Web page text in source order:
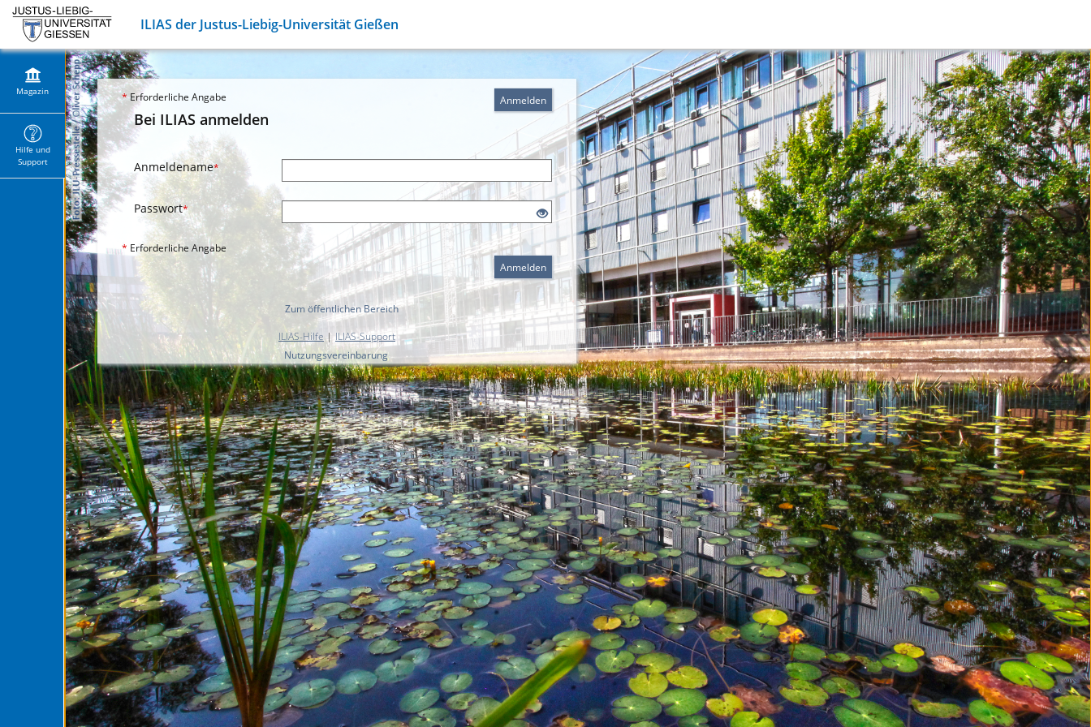
ILIAS der Justus-Liebig-Universität Gießen
Magazin
Hilfe und
Support
Anmelden
*Erforderliche Angabe
Bei ILIAS anmelden
Anmeldename*
Passwort*
* Erforderliche Angabe
Anmelden
Zum öffentlichen Bereich
ILIAS-Hilfe | ILIAS-Support
Nutzungsvereinbarung